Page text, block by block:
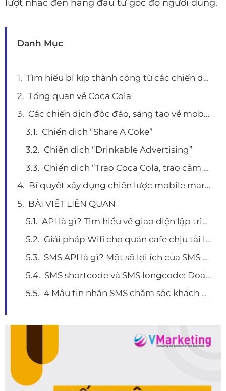
lượt nhắc đến hàng đầu từ góc độ người dùng.
Danh Mục
Tìm hiểu bí kíp thành công từ các chiến dịch mobile marketing của Coca Cola
Tổng quan về Coca Cola
Các chiến dịch độc đáo, sáng tạo về mobile marketing của Coca Cola
Chiến dịch “Share A Coke”
Chiến dịch “Drinkable Advertising”
Chiến dịch “Trao Coca Cola, trao cảm xúc”
Bí quyết xây dựng chiến lược mobile marketing của coca cola
BÀI VIẾT LIÊN QUAN
API là gì? Tìm hiểu về giao diện lập trình ứng dụng và 1 số ứng dụng thiết thực
Giải pháp Wifi cho quán cafe chịu tải lên tới 100 người dùng
SMS API là gì? Một số lợi ích của SMS API và top 5 đơn vị cung cấp SMS API chất lượng
SMS shortcode và SMS longcode: Doanh nghiệp phù hợp với loại hình nào?
4 Mẫu tin nhắn SMS chăm sóc khách hàng hay nhất hiện nay